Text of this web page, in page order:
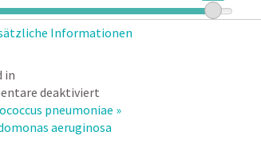
Informationen
in
deaktiviert
Staphylococcus
aureus
pneumoniae »
aeruginosa